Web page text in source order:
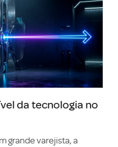
da tecnologia no
grande varejista, a